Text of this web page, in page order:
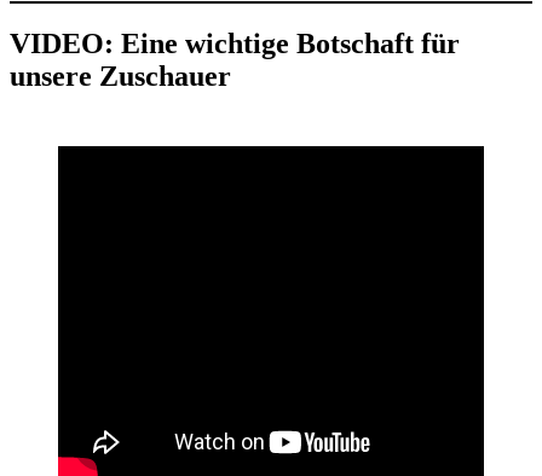
VIDEO: Eine wichtige Botschaft für
unsere Zuschauer